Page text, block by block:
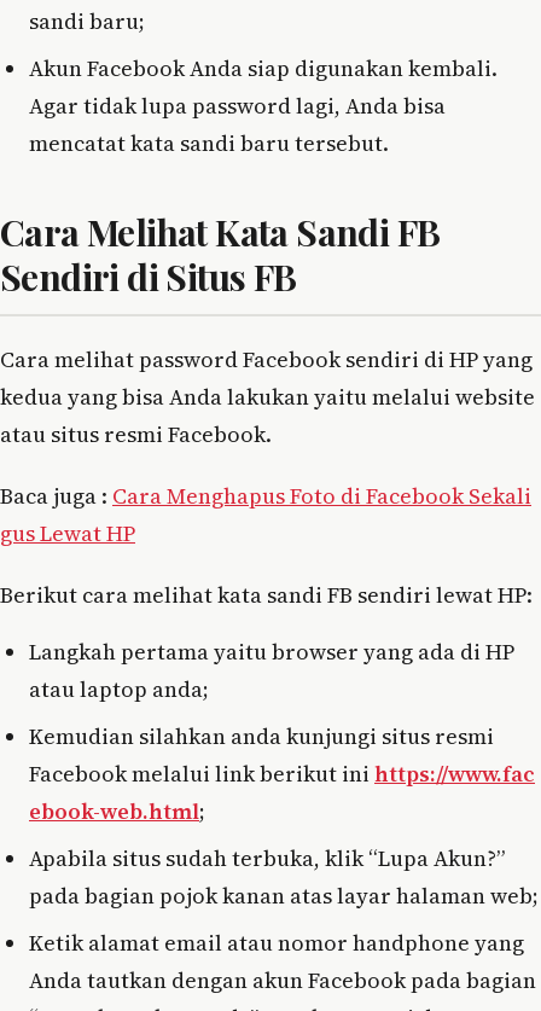
sandi baru;
Akun Facebook Anda siap digunakan kembali.
Agar tidak lupa password lagi, Anda bisa
mencatat kata sandi baru tersebut.
Cara Melihat Kata Sandi FB
Sendiri di Situs FB
Cara melihat password Facebook sendiri di HP yang
kedua yang bisa Anda lakukan yaitu melalui website
atau situs resmi Facebook.
Baca juga : Cara Menghapus Foto di Facebook Sekali
gus Lewat HP
Berikut cara melihat kata sandi FB sendiri lewat HP:
Langkah pertama yaitu browser yang ada di HP
atau laptop anda;
Kemudian silahkan anda kunjungi situs resmi
Facebook melalui link berikut ini https://www.fac
ebook-web.html;
Apabila situs sudah terbuka, klik “Lupa Akun?”
pada bagian pojok kanan atas layar halaman web;
Ketik alamat email atau nomor handphone yang
Anda tautkan dengan akun Facebook pada bagian